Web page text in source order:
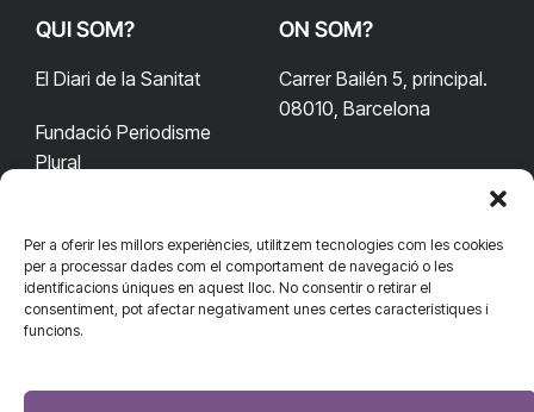
Per a oferir les millors experiències, utilitzem tecnologies com les cookies
per a processar dades com el comportament de navegació o les
identificacions úniques en aquest lloc. No consentir o retirar el
consentiment, pot afectar negativament unes certes característiques i
funcions.
QUI SOM?
El Diari de la Sanitat
Fundació Periodisme
Plural
ON SOM?
Carrer Bailén 5, principal.
08010, Barcelona
CONTACTA'NS
redaccio@diarisanitat.cat
932 311 247
CONNECTA